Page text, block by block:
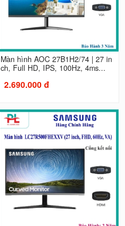
Màn hình AOC 27B1H2/74 | 27 in
ch, Full HD, IPS, 100Hz, 4ms...
2.690.000 đ